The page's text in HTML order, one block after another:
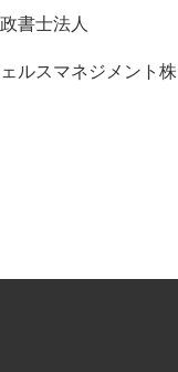
書士法人
ルスマネジメント株